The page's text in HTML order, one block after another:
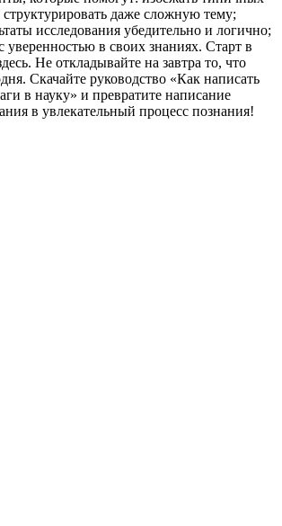
даже сложную тему;
исследования убедительно и логично;
уверенностью в своих знаниях. Старт в
Не откладывайте на завтра то, что
Скачайте руководство «Как написать
в науку» и превратите написание
в увлекательный процесс познания!